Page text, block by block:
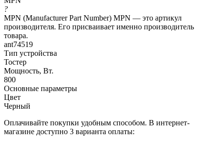
?
MPN (Manufacturer Part Number) MPN — это артикул
производителя. Его присваивает именно производитель
товара.
ant74519
Тип устройства
Тостер
Мощность, Вт.
800
Основные параметры
Цвет
Черный
Оплачивайте покупки удобным способом. В интернет-
магазине доступно 3 варианта оплаты: